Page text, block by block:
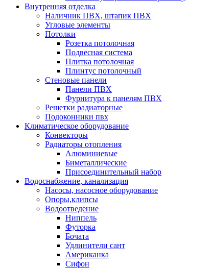
Внутренняя отделка
Наличник ПВХ, штапик ПВХ
Угловые элементы
Потолки
Розетка потолочная
Подвесная система
Плитка потолочная
Плинтус потолочный
Стеновые панели
Панели ПВХ
Фурнитура к панелям ПВХ
Решетки радиаторные
Подоконники пвх
Климатическое оборудование
Конвекторы
Радиаторы отопления
Алюминиевые
Биметаллические
Присоединительный набор
Водоснабжение, канализация
Насосы, насосное оборудование
Опоры,клипсы
Водоотведение
Ниппель
Футорка
Бочата
Удлинители сант
Американка
Сифон